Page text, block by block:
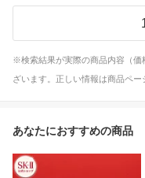
※検索結果が実際の商品内容（価
ざいます。正しい情報は商品ペー
あなたにおすすめの商品